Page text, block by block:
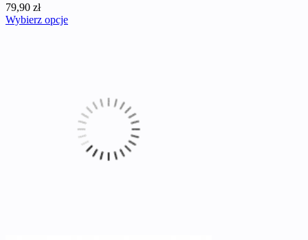
79,90 zł
Wybierz opcje